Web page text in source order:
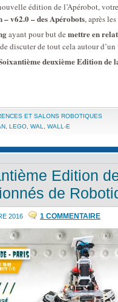
édition de l’Apérobot,
– v62.0 – des Apérobots, après les
ayant pour but de mettre en
discuter de tout cela autour d’un
deuxième Edition de
ET SALONS ROBOTIQUES
LEGO WAL WALL-E
Edition
de
2016 1 COMMENTAIRE